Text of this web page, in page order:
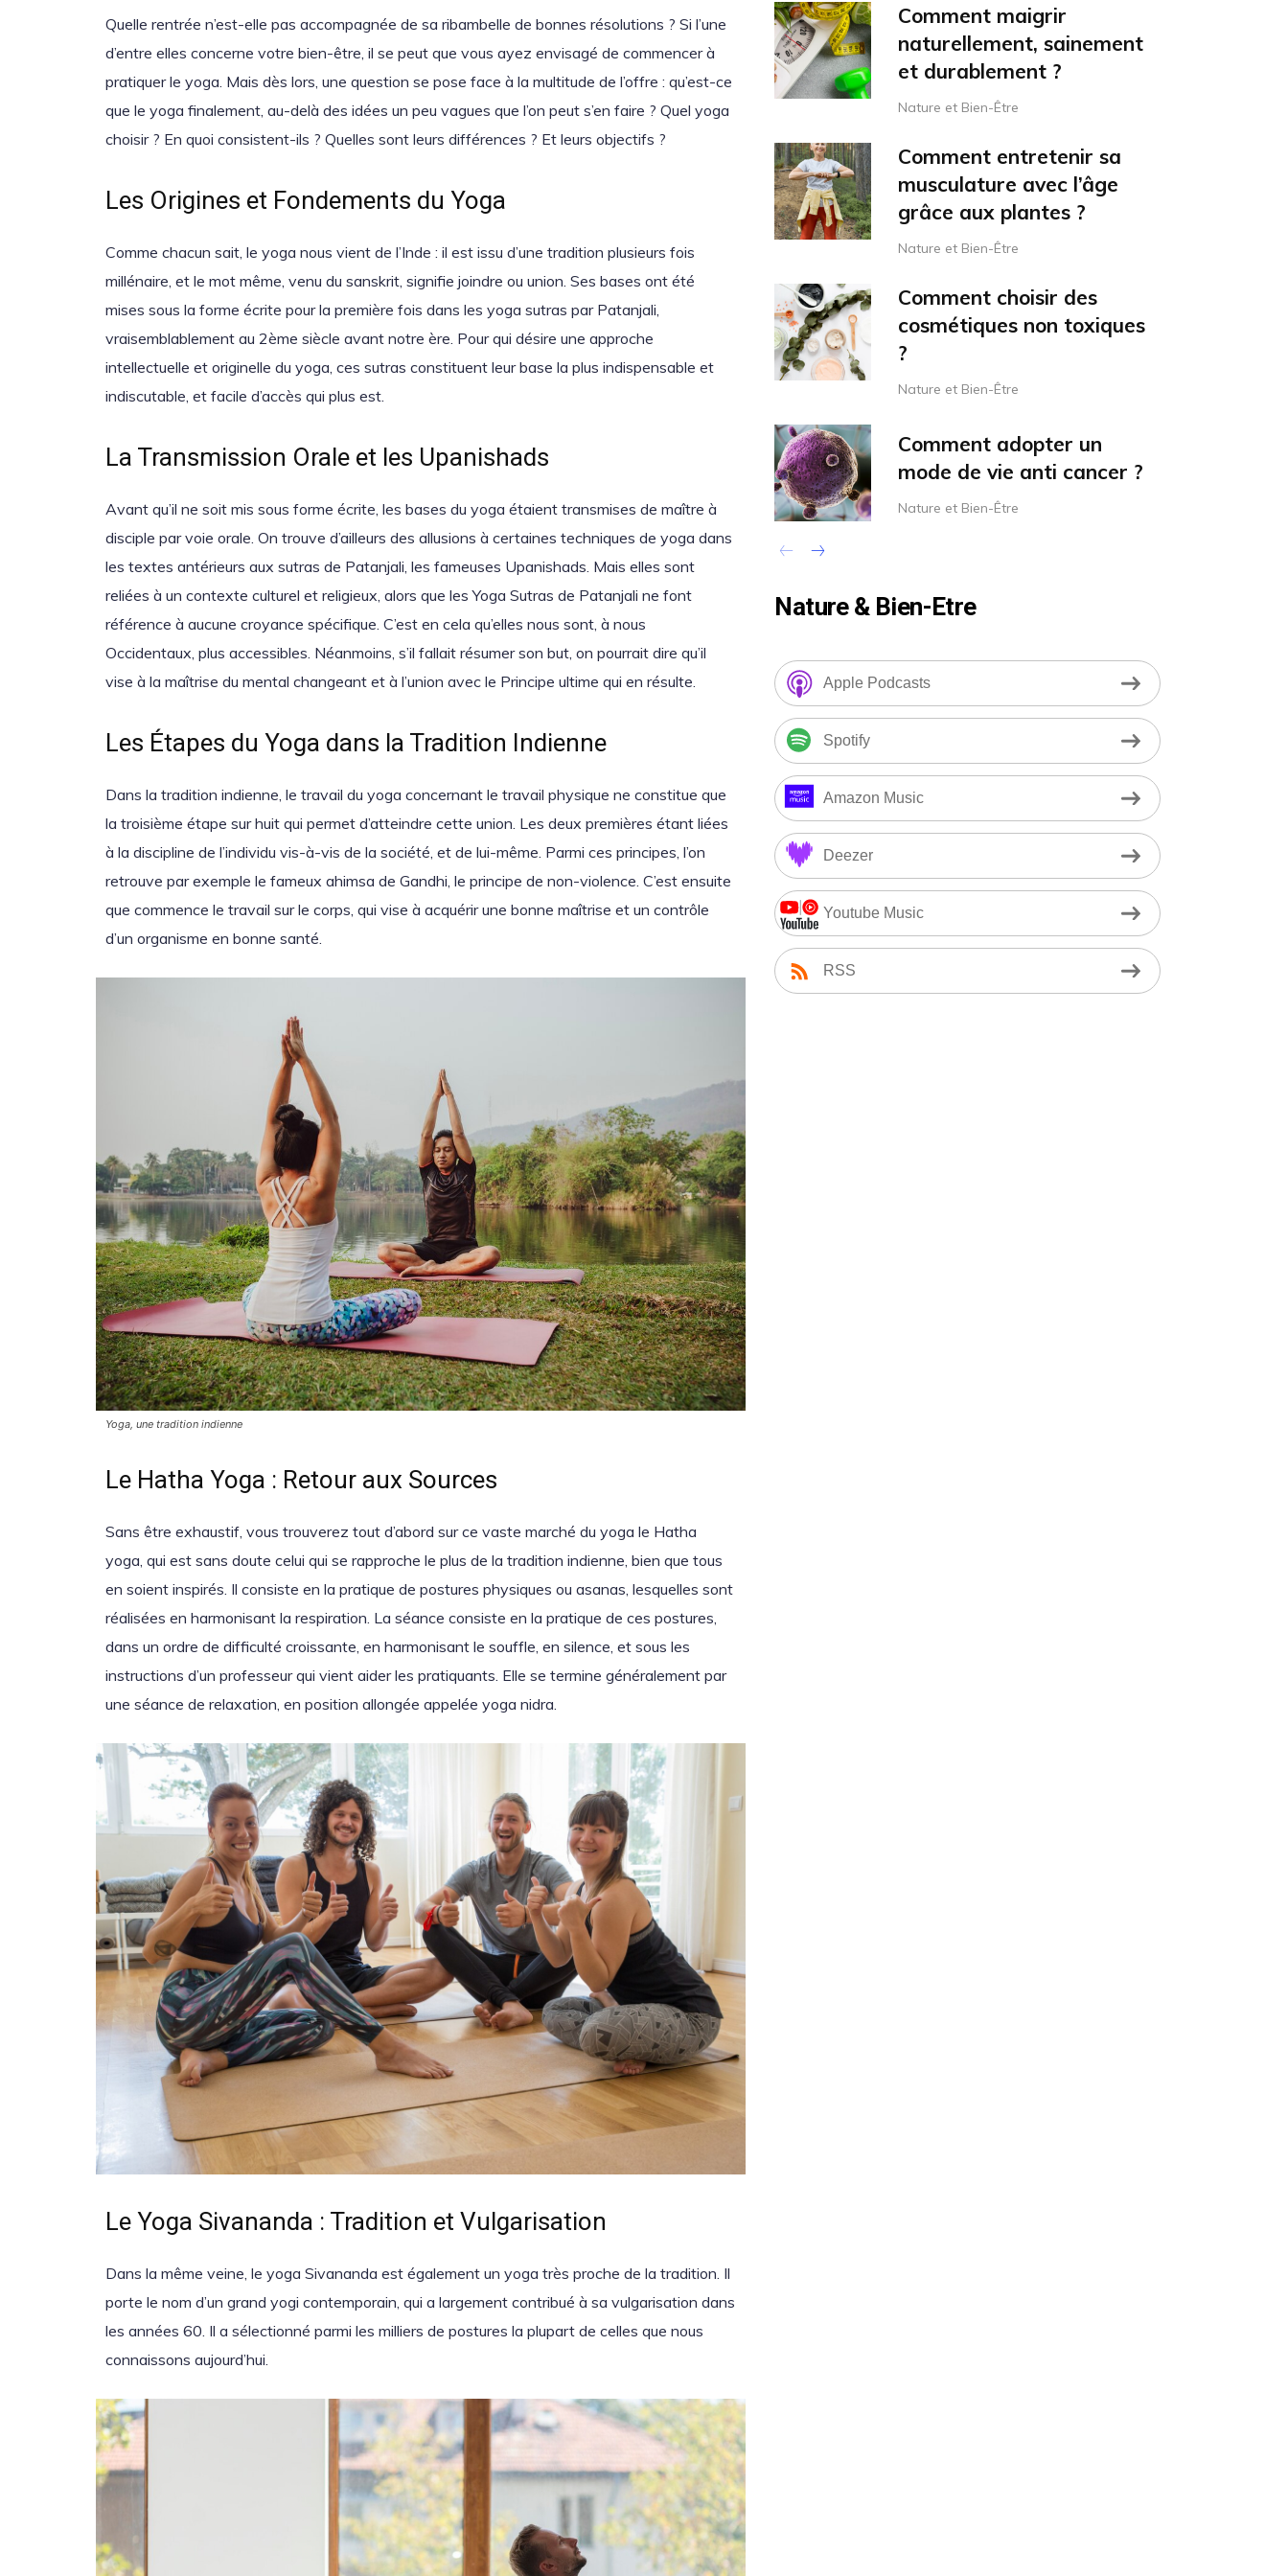
Quelle rentrée n’est-elle pas accompagnée de sa ribambelle de bonnes résolutions ? Si l’une
d’entre elles concerne votre bien-être, il se peut que vous ayez envisagé de commencer à
pratiquer le yoga. Mais dès lors, une question se pose face à la multitude de l’offre : qu’est-ce
que le yoga finalement, au-delà des idées un peu vagues que l’on peut s’en faire ? Quel yoga
choisir ? En quoi consistent-ils ? Quelles sont leurs différences ? Et leurs objectifs ?
Les Origines et Fondements du Yoga
Comme chacun sait, le yoga nous vient de l’Inde : il est issu d’une tradition plusieurs fois
millénaire, et le mot même, venu du sanskrit, signifie joindre ou union. Ses bases ont été
mises sous la forme écrite pour la première fois dans les yoga sutras par Patanjali,
vraisemblablement au 2ème siècle avant notre ère. Pour qui désire une approche
intellectuelle et originelle du yoga, ces sutras constituent leur base la plus indispensable et
indiscutable, et facile d’accès qui plus est.
La Transmission Orale et les Upanishads
Avant qu’il ne soit mis sous forme écrite, les bases du yoga étaient transmises de maître à
disciple par voie orale. On trouve d’ailleurs des allusions à certaines techniques de yoga dans
les textes antérieurs aux sutras de Patanjali, les fameuses Upanishads. Mais elles sont
reliées à un contexte culturel et religieux, alors que les Yoga Sutras de Patanjali ne font
référence à aucune croyance spécifique. C’est en cela qu’elles nous sont, à nous
Occidentaux, plus accessibles. Néanmoins, s’il fallait résumer son but, on pourrait dire qu’il
vise à la maîtrise du mental changeant et à l’union avec le Principe ultime qui en résulte.
Les Étapes du Yoga dans la Tradition Indienne
Dans la tradition indienne, le travail du yoga concernant le travail physique ne constitue que
la troisième étape sur huit qui permet d’atteindre cette union. Les deux premières étant liées
à la discipline de l’individu vis-à-vis de la société, et de lui-même. Parmi ces principes, l’on
retrouve par exemple le fameux ahimsa de Gandhi, le principe de non-violence. C’est ensuite
que commence le travail sur le corps, qui vise à acquérir une bonne maîtrise et un contrôle
d’un organisme en bonne santé.
Yoga, une tradition indienne
Le Hatha Yoga : Retour aux Sources
Sans être exhaustif, vous trouverez tout d’abord sur ce vaste marché du yoga le Hatha
yoga, qui est sans doute celui qui se rapproche le plus de la tradition indienne, bien que tous
en soient inspirés. Il consiste en la pratique de postures physiques ou asanas, lesquelles sont
réalisées en harmonisant la respiration. La séance consiste en la pratique de ces postures,
dans un ordre de difficulté croissante, en harmonisant le souffle, en silence, et sous les
instructions d’un professeur qui vient aider les pratiquants. Elle se termine généralement par
une séance de relaxation, en position allongée appelée yoga nidra.
Le Yoga Sivananda : Tradition et Vulgarisation
Dans la même veine, le yoga Sivananda est également un yoga très proche de la tradition. Il
porte le nom d’un grand yogi contemporain, qui a largement contribué à sa vulgarisation dans
les années 60. Il a sélectionné parmi les milliers de postures la plupart de celles que nous
connaissons aujourd’hui.
Comment maigrir
naturellement, sainement
et durablement ?
Nature et Bien-Être
Comment entretenir sa
musculature avec l’âge
grâce aux plantes ?
Nature et Bien-Être
Comment choisir des
cosmétiques non toxiques
?
Nature et Bien-Être
Comment adopter un
mode de vie anti cancer ?
Nature et Bien-Être
Nature & Bien-Etre
Apple Podcasts
Spotify
Amazon Music
Deezer
Youtube Music
RSS